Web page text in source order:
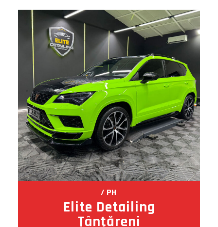
PH
Elite Detailing
Ţânţăreni